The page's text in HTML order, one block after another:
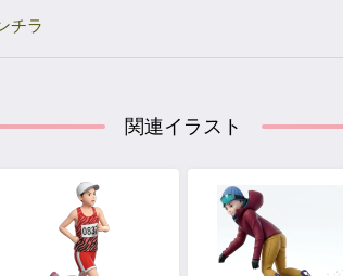
チラ
関連イラスト